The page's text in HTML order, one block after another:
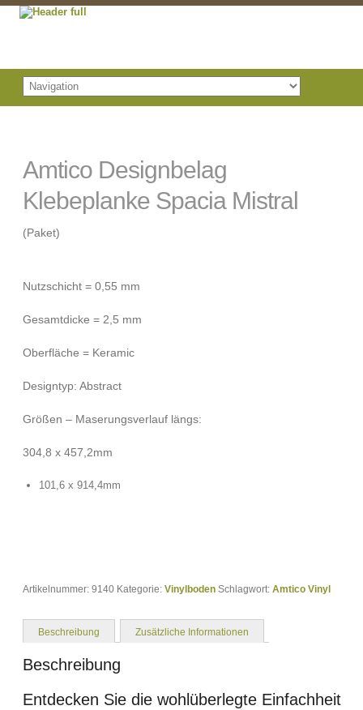
Amtico Designbelag
Klebeplanke Spacia Mistral
(Paket)
Nutzschicht = 0,55 mm
Gesamtdicke = 2,5 mm
Oberfläche = Keramic
Designtyp: Abstract
Größen – Maserungsverlauf längs:
304,8 x 457,2mm
101,6 x 914,4mm
Artikelnummer: 9140 Kategorie: Vinylboden Schlagwort: Amtico Vinyl
Beschreibung Zusätzliche Informationen
Beschreibung
Entdecken Sie die wohlüberlegte Einfachheit